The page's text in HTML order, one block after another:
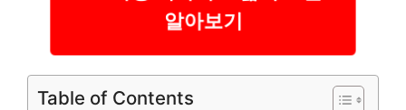
알아보기
Table of Contents